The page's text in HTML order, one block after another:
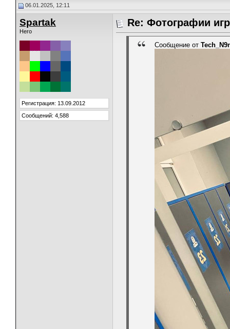
06.01.2025, 12:11
Spartak
Hero
Регистрация: 13.09.2012
Сообщений: 4,588
Re: Фотографии
Сообщение от